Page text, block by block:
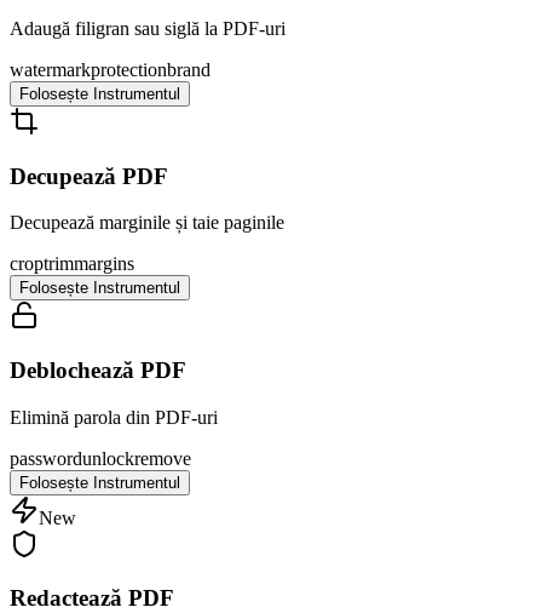
Adaugă filigran sau siglă la PDF-uri
watermarkprotectionbrand
Folosește Instrumentul
Decupează PDF
Decupează marginile și taie paginile
croptrimmargins
Folosește Instrumentul
Deblochează PDF
Elimină parola din PDF-uri
passwordunlockremove
Folosește Instrumentul
New
Redactează PDF